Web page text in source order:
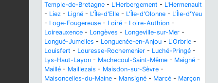
Temple-de-Bretagne - L'Herbergement - L'Hermenault
- Liez - Ligné - L'Île-d'Elle - L'Île-d'Olonne - L'Île-d'Yeu
- Loge-Fougereuse - Loiré - Loire-Authion -
Loireauxence - Longèves - Longeville-sur-Mer -
Longué-Jumelles - Longuenée-en-Anjou - L'Orbrie -
Louisfert - Louresse-Rochemenier - Luché-Pringé -
Lys-Haut-Layon - Machecoul-Saint-Même - Maigné -
Maillé - Maillezais - Maisdon-sur-Sèvre -
Maisoncelles-du-Maine - Mansigné - Marcé - Marçon